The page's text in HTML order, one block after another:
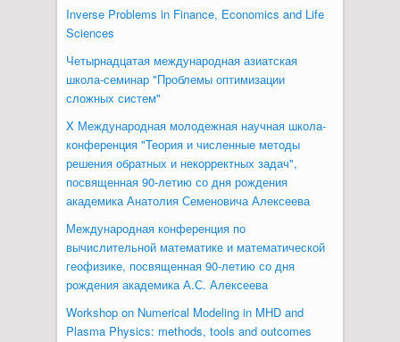
Inverse Problems in Finance, Economics and Life
Sciences
Четырнадцатая международная азиатская
школа-семинар "Проблемы оптимизации
сложных систем"
X Международная молодежная научная школа-
конференция "Теория и численные методы
решения обратных и некорректных задач",
посвященная 90-летию со дня рождения
академика Анатолия Семеновича Алексеева
Международная конференция по
вычислительной математике и математической
геофизике, посвященная 90-летию со дня
рождения академика А.С. Алексеева
Workshop on Numerical Modeling in MHD and
Plasma Physics: methods, tools and outcomes